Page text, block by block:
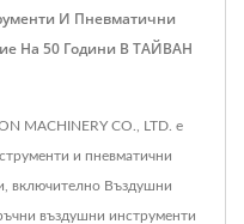
И Пневматични
На 50 Години В ТАЙВАН
MACHINERY CO., LTD. е
и пневматични
включително Въздушни
въздушни инструменти